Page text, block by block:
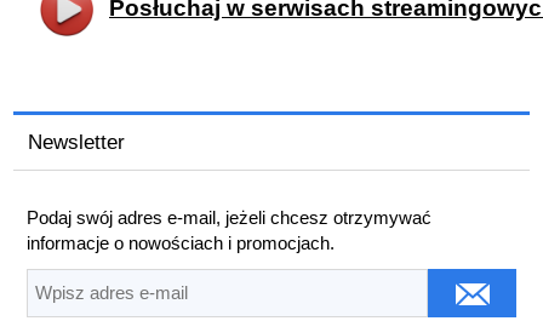
Posłuchaj w serwisach
Newsletter
Podaj swój adres e-mail, jeżeli chcesz otrzymywać
informacje o nowościach i promocjach.